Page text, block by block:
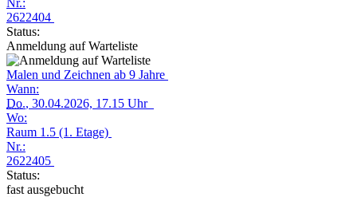
Nr.:
2622404
Status:
Anmeldung auf Warteliste
Malen und Zeichnen ab 9 Jahre
Wann:
Do., 30.04.2026, 17.15 Uhr
Wo:
Raum 1.5 (1. Etage)
Nr.:
2622405
Status:
fast ausgebucht